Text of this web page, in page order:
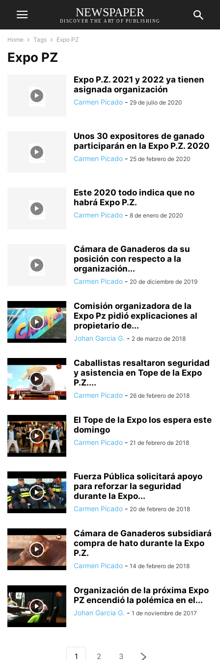
NEWSPAPER
DISCOVER THE ART OF PUBLISHING
Home Tags Expo PZ
Expo PZ
Expo P.Z. 2021 y 2022 ya tienen
asignada organización
Carmen Picado - 29 de julio de 2020
Unos 30 expositores de ganado
participarán en la Expo P.Z. 2020
Carmen Picado - 25 de febrero de 2020
Este 2020 todo indica que no
habrá Expo P.Z.
Carmen Picado - 8 de enero de 2020
Cámara de Ganaderos da su
posición con respecto a la
organización...
Carmen Picado - 20 de diciembre de 2019
Comisión organizadora de la
Expo Pz pidió explicaciones al
propietario de...
Johan Garcia G. - 2 de marzo de 2018
Caballistas resaltaron seguridad
y asistencia en Tope de la Expo
P.Z....
Carmen Picado - 26 de febrero de 2018
El Tope de la Expo los espera este
domingo
Carmen Picado - 21 de febrero de 2018
Fuerza Pública solicitará apoyo
para reforzar la seguridad
durante la Expo...
Carmen Picado - 20 de febrero de 2018
Cámara de Ganaderos subsidiará
compra de hato durante la Expo
P.Z.
Carmen Picado - 14 de febrero de 2018
Organización de la próxima Expo
PZ encendió la polémica en el...
Johan Garcia G. - 1 de noviembre de 2017
1 2 3